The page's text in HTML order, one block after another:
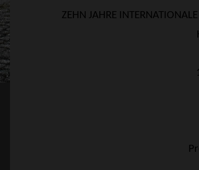
ZEHN JAHRE